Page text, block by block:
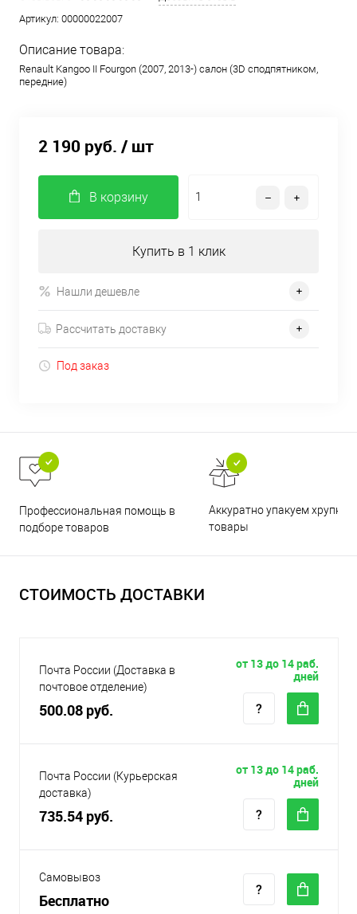
Артикул: 00000022007
Описание товара:
Renault Kangoo II Fourgon (2007, 2013-) салон (3D сподпятником,
передние)
2 190 руб. / шт
В корзину
Купить в 1 клик
Нашли дешевле
Рассчитать доставку
Под заказ
Профессиональная помощь в
подборе товаров
Аккуратно упакуем хрупкие
товары
СТОИМОСТЬ ДОСТАВКИ
Почта России (Доставка в
почтовое отделение)
500.08 руб.
от 13 до 14 раб.
дней
Почта России (Курьерская
доставка)
735.54 руб.
от 13 до 14 раб.
дней
Самовывоз
Бесплатно